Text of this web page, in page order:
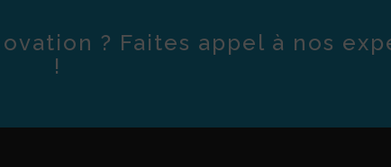
? Faites appel à nos
!